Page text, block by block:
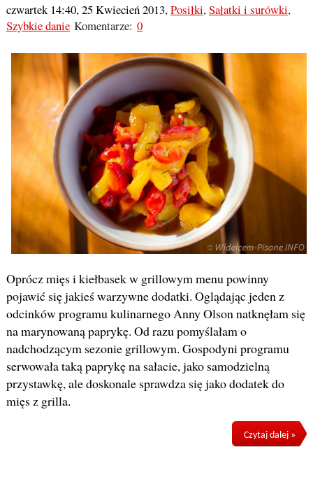
czwartek 14:40, 25 Kwiecień 2013,Posiłki,Sałatki i surówki,
Szybkie danieKomentarze: 0
Oprócz mięs i kiełbasek w grillowym menu powinny
pojawić się jakieś warzywne dodatki. Oglądając jeden z
odcinków programu kulinarnego Anny Olson natknęłam się
na marynowaną paprykę. Od razu pomyślałam o
nadchodzącym sezonie grillowym. Gospodyni programu
serwowała taką paprykę na sałacie, jako samodzielną
przystawkę, ale doskonale sprawdza się jako dodatek do
mięs z grilla.
Czytaj dalej »